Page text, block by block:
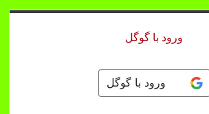
ورود با گوگل
ورود با گوگل